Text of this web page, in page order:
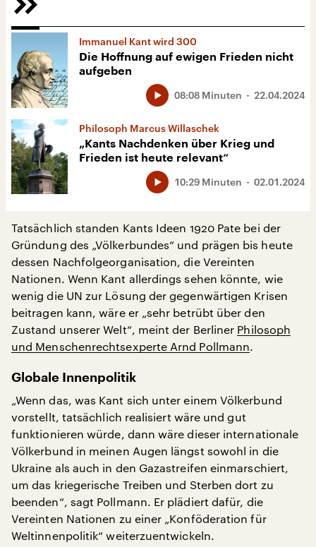
Immanuel Kant wird 300
Die Hoffnung auf ewigen Frieden nicht
aufgeben
22.04.2024
08:08 Minuten
Philosoph Marcus Willaschek
„Kants Nachdenken über Krieg und
Frieden ist heute relevant“
02.01.2024
10:29 Minuten
Tatsächlich standen Kants Ideen 1920 Pate bei der
Gründung des „Völkerbundes“ und prägen bis heute
dessen Nachfolgeorganisation, die Vereinten
Nationen. Wenn Kant allerdings sehen könnte, wie
wenig die UN zur Lösung der gegenwärtigen Krisen
beitragen kann, wäre er „sehr betrübt über den
Zustand unserer Welt“, meint der Berliner Philosoph
und Menschenrechtsexperte Arnd Pollmann.
Globale Innenpolitik
„Wenn das, was Kant sich unter einem Völkerbund
vorstellt, tatsächlich realisiert wäre und gut
funktionieren würde, dann wäre dieser internationale
Völkerbund in meinen Augen längst sowohl in die
Ukraine als auch in den Gazastreifen einmarschiert,
um das kriegerische Treiben und Sterben dort zu
beenden“, sagt Pollmann. Er plädiert dafür, die
Vereinten Nationen zu einer „Konföderation für
Weltinnenpolitik“ weiterzuentwickeln.